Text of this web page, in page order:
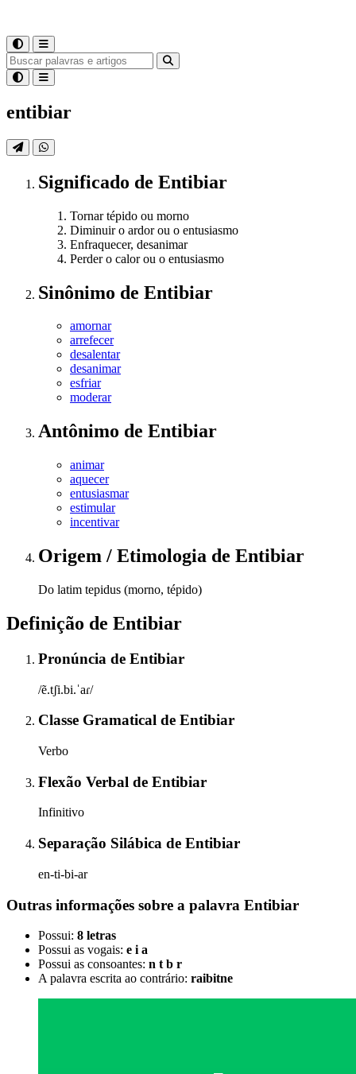
entibiar
Significado de Entibiar
Tornar tépido ou morno
Diminuir o ardor ou o entusiasmo
Enfraquecer, desanimar
Perder o calor ou o entusiasmo
Sinônimo de Entibiar
amornar
arrefecer
desalentar
desanimar
esfriar
moderar
Antônimo de Entibiar
animar
aquecer
entusiasmar
estimular
incentivar
Origem / Etimologia de Entibiar
Do latim tepidus (morno, tépido)
Definição de Entibiar
Pronúncia de Entibiar
/ẽ.tʃi.bi.ˈaɾ/
Classe Gramatical de Entibiar
Verbo
Flexão Verbal de Entibiar
Infinitivo
Separação Silábica de Entibiar
en-ti-bi-ar
Outras informações sobre a palavra Entibiar
Possui: 8 letras
Possui as vogais: e i a
Possui as consoantes: n t b r
A palavra escrita ao contrário: raibitne